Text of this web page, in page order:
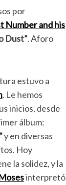
por
Number and his
Dust”. Aforo
estuvo a
. Le hemos
inicios, desde
álbum:
y en diversas
Hoy
la solidez, y la
interpretó